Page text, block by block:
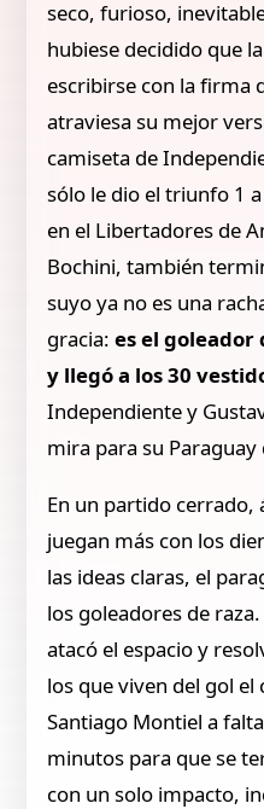
seco, furioso,
hubiese decidido que
escribirse con la firma
atraviesa su mejor
camiseta de
sólo le dio el triunfo 1
en el Libertadores de
Bochini, también
suyo ya no es una
gracia:es el goleador
y llegó a los 30
Independiente y
mira para su
En un partido cerrado,
juegan más con los
las ideas claras, el
los goleadores de
atacó el espacio y
los que viven del gol
Santiago Montiel a
minutos para que se
con un solo impacto,